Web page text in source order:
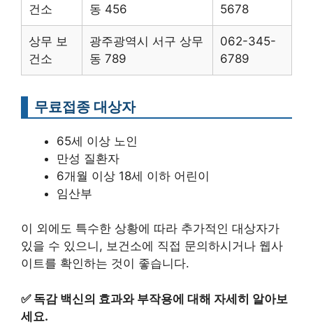
건소 동 456 5678
상무 보
건소
광주광역시 서구 상무
동 789
062-345-
6789
무료접종 대상자
65세 이상 노인
만성 질환자
6개월 이상 18세 이하 어린이
임산부
이 외에도 특수한 상황에 따라 추가적인 대상자가
있을 수 있으니, 보건소에 직접 문의하시거나 웹사
이트를 확인하는 것이 좋습니다.
✅ 독감 백신의 효과와 부작용에 대해 자세히 알아보
세요.